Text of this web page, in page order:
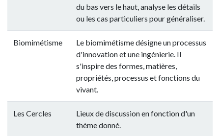
du bas vers le haut, analyse les détails
ou les cas particuliers pour généraliser.
Biomimétisme
Le biomimétisme désigne un processus
d'innovation et une ingénierie. Il
s'inspire des formes, matières,
propriétés, processus et fonctions du
vivant.
Les Cercles
Lieux de discussion en fonction d'un
thème donné.